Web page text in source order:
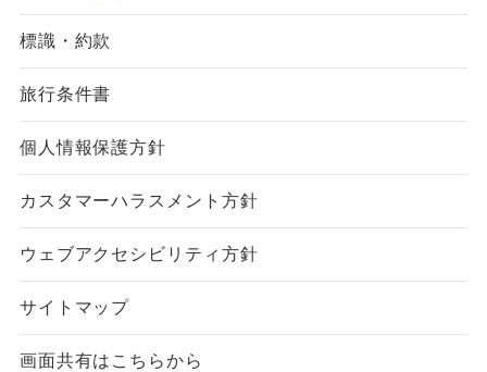
標識・約款
旅行条件書
個人情報保護方針
カスタマーハラスメント方針
ウェブアクセシビリティ方針
サイトマップ
画面共有はこちらから